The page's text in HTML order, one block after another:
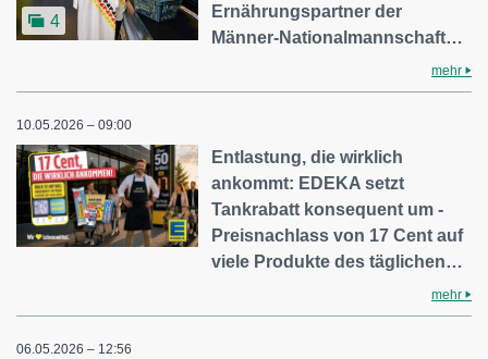
4
Ernährungspartner der
Männer-Nationalmannschaft…
mehr
10.05.2026 – 09:00
Entlastung, die wirklich
ankommt: EDEKA setzt
Tankrabatt konsequent um -
Preisnachlass von 17 Cent auf
viele Produkte des täglichen…
mehr
06.05.2026 – 12:56